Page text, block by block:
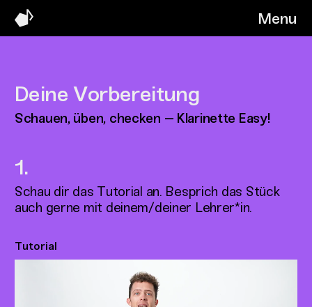
Menu
Deine Vorbereitung
Schauen, üben, checken – Klarinette Easy!
Schau dir das Tutorial an. Besprich das Stück
auch gerne mit deinem/deiner Lehrer*in.
Tutorial